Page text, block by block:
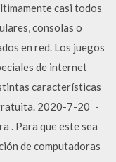
casi todos
consolas o
en red. Los juegos
de internet
características
2020-7-20 ·
. Para que este sea
de computadoras